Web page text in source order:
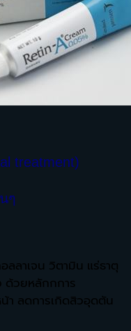
treatment)
ๆ
ลลาเจน วิตามิน แร่ธาตุ
ด้วยหลักกการ
า ลดการเกิดสิวอุดตัน